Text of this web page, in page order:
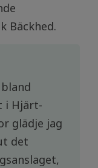
Bäckhed.
i Hjärt-
glädje jag
det